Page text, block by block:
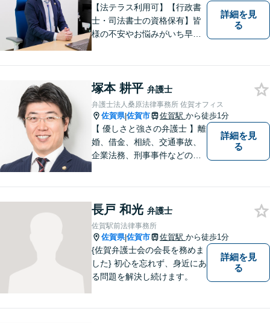
員。
【法テラス利用可】【行政書
士・司法書士の資格保有】皆
様の不安やお悩みがいち早く
たします。また、依頼者様が
お悩みを話しやすい環境作り
を心がけております。
詳細を見
る
塚本 耕平 弁護士
弁護士法人桑原法律事務所 佐賀オフィス
佐賀県|佐賀市 佐賀駅 から徒歩1分
【 優しさと強さの弁護士 】離
婚、借金、相続、交通事故、
企業法務、刑事事件などのご
なリーガルサービスを提供い
たします。
詳細を見
る
長戸 和光 弁護士
佐賀駅前法律事務所
佐賀県|佐賀市 佐賀駅 から徒歩1分
{佐賀弁護士会の会長を務めま
した} 初心を忘れず、身近にあ
る問題を解決し続けます。
詳細を見
る